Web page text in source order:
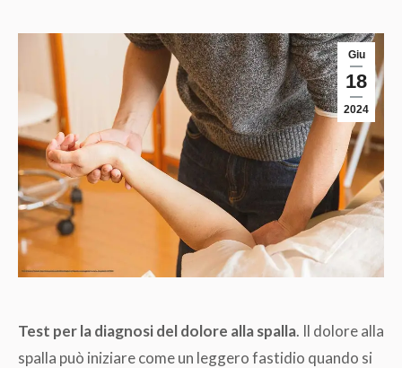
Giu
18
2024
Test per la diagnosi del dolore alla spalla. Il dolore alla
spalla può iniziare come un leggero fastidio quando si